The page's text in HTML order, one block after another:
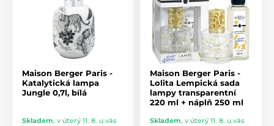
Maison Berger Paris -
Katalytická lampa
Jungle 0,7l, bílá
Skladem, v úterý 11. 8. u vás
Maison Berger Paris -
Lolita Lempická sada
lampy transparentní
220 ml + náplň 250 ml
Skladem, v úterý 11. 8. u vás